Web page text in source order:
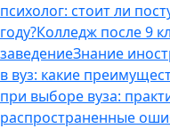
психолог: стоит ли
году?Колледж после 9
заведениеЗнание
в вуз: какие
при выборе вуза:
распространенные